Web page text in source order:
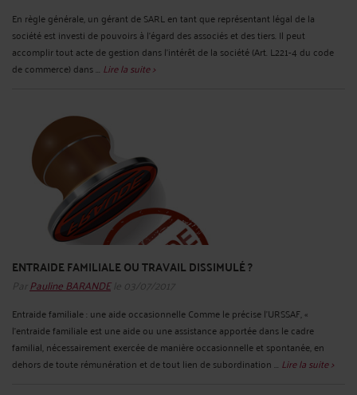
En règle générale, un gérant de SARL en tant que représentant légal de la
société est investi de pouvoirs à l’égard des associés et des tiers. Il peut
accomplir tout acte de gestion dans l’intérêt de la société (Art. L221-4 du code
de commerce) dans ... Lire la suite >
ENTRAIDE FAMILIALE OU TRAVAIL DISSIMULÉ ?
Par Pauline BARANDEle 03/07/2017
Entraide familiale : une aide occasionnelle Comme le précise l’URSSAF, «
l’entraide familiale est une aide ou une assistance apportée dans le cadre
familial, nécessairement exercée de manière occasionnelle et spontanée, en
dehors de toute rémunération et de tout lien de subordination ... Lire la suite >